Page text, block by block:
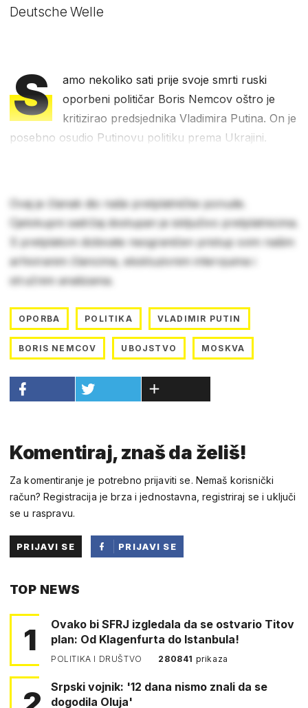
Deutsche Welle
S
amo nekoliko sati prije svoje smrti ruski
oporbeni političar Boris Nemcov oštro je
kritizirao predsjednika Vladimira Putina. On je
posebno osudio Putinovu politiku prema Ukrajini.
Ovaj je članak dio naše pretplatničke ponude.
Cjelokupni sadržaj dostupan je isključivo pretplatnicima.
S pretplatom dobivate neograničen pristup svim našim
arhiviranim člancima, ekskluzivnim intervjuima i
stručnim analizama.
OPORBA POLITIKA VLADIMIR PUTIN
BORIS NEMCOV UBOJSTVO MOSKVA
Komentiraj, znaš da želiš!
Za komentiranje je potrebno prijaviti se. Nemaš korisnički
račun? Registracija je brza i jednostavna, registriraj se i uključi
se u raspravu.
PRIJAVI SE
PRIJAVI SE
TOP NEWS
1
Ovako bi SFRJ izgledala da se ostvario Titov
plan: Od Klagenfurta do Istanbula!
POLITIKA I DRUŠTVO 280841 prikaza
Srpski vojnik: '12 dana nismo znali da se
dogodila Oluja'